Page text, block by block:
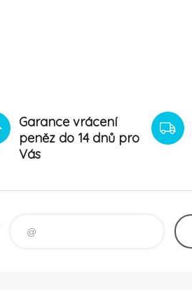
Garance vrácení
peněz do 14 dnů pro
Vás